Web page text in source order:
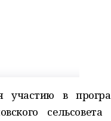
участию в